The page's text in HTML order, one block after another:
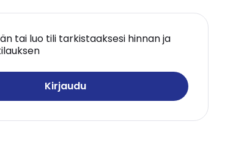
tai luo tili tarkistaaksesi hinnan ja
Kirjaudu